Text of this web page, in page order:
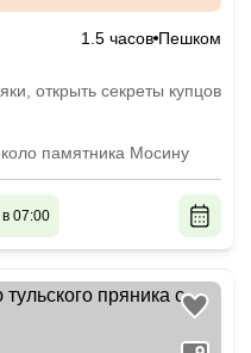
1.5 часов Пешком
открыть секреты купцов
памятника Мосину
в 07:00